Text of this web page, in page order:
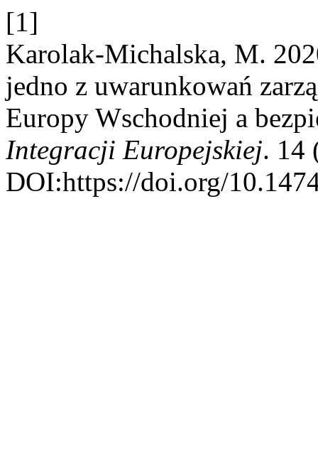
[1]
Karolak-Michalska, M.
jedno z uwarunkowań
Europy Wschodniej a
Integracji Europejskiej. 14
DOI:https://doi.org/